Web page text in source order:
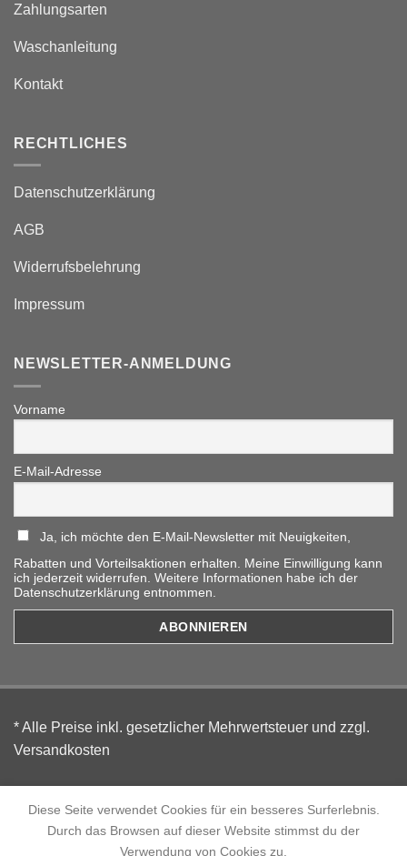
Zahlungsarten
Waschanleitung
Kontakt
RECHTLICHES
Datenschutzerklärung
AGB
Widerrufsbelehrung
Impressum
NEWSLETTER-ANMELDUNG
Vorname
E-Mail-Adresse
Ja, ich möchte den E-Mail-Newsletter mit Neuigkeiten,
Rabatten und Vorteilsaktionen erhalten. Meine Einwilligung kann
ich jederzeit widerrufen. Weitere Informationen habe ich der
Datenschutzerklärung entnommen.
* Alle Preise inkl. gesetzlicher Mehrwertsteuer und zzgl.
Versandkosten
AGBI DatenschutzIWiderrufsbelehrungIImpressum
Diese Seite verwendet Cookies für ein besseres Surferlebnis.
Durch das Browsen auf dieser Website stimmst du der
Verwendung von Cookies zu.